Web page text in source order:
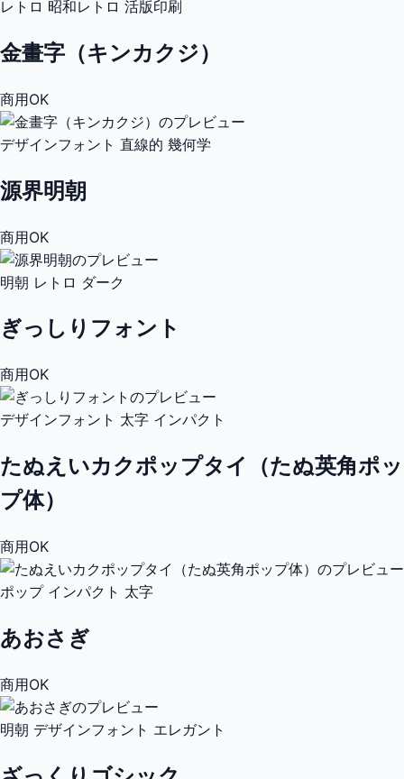
レトロ 昭和レトロ 活版印刷
金畫字（キンカクジ）
商用OK
デザインフォント 直線的 幾何学
源界明朝
商用OK
明朝 レトロ ダーク
ぎっしりフォント
商用OK
デザインフォント 太字 インパクト
たぬえいカクポップタイ（たぬ英角ポッ
プ体）
商用OK
ポップ インパクト 太字
あおさぎ
商用OK
明朝 デザインフォント エレガント